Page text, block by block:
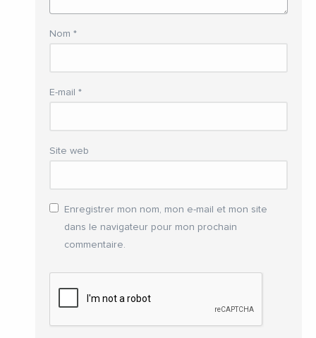
Nom *
E-mail *
Site web
Enregistrer mon nom, mon e-mail et mon site
dans le navigateur pour mon prochain
commentaire.